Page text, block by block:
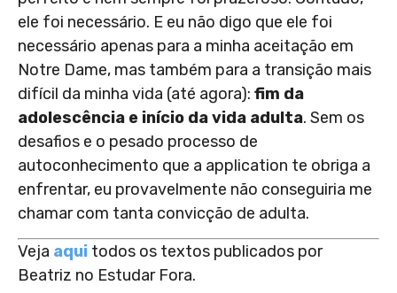
ele foi necessário. E eu não digo que ele foi
necessário apenas para a minha aceitação em
Notre Dame, mas também para a transição mais
difícil da minha vida (até agora): fim da
adolescência e início da vida adulta. Sem os
desafios e o pesado processo de
autoconhecimento que a application te obriga a
enfrentar, eu provavelmente não conseguiria me
chamar com tanta convicção de adulta.
Veja aqui todos os textos publicados por
Beatriz no Estudar Fora.